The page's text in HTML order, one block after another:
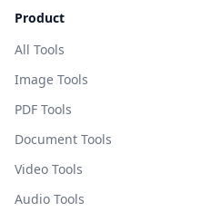
Product
All Tools
Image Tools
PDF Tools
Document Tools
Video Tools
Audio Tools